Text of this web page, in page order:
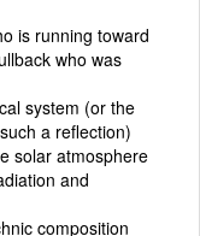
is running toward
who was
system (or the
a reflection)
solar atmosphere
and
composition